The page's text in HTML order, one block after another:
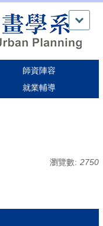
師資陣容
就業輔導
瀏覽數: 2750